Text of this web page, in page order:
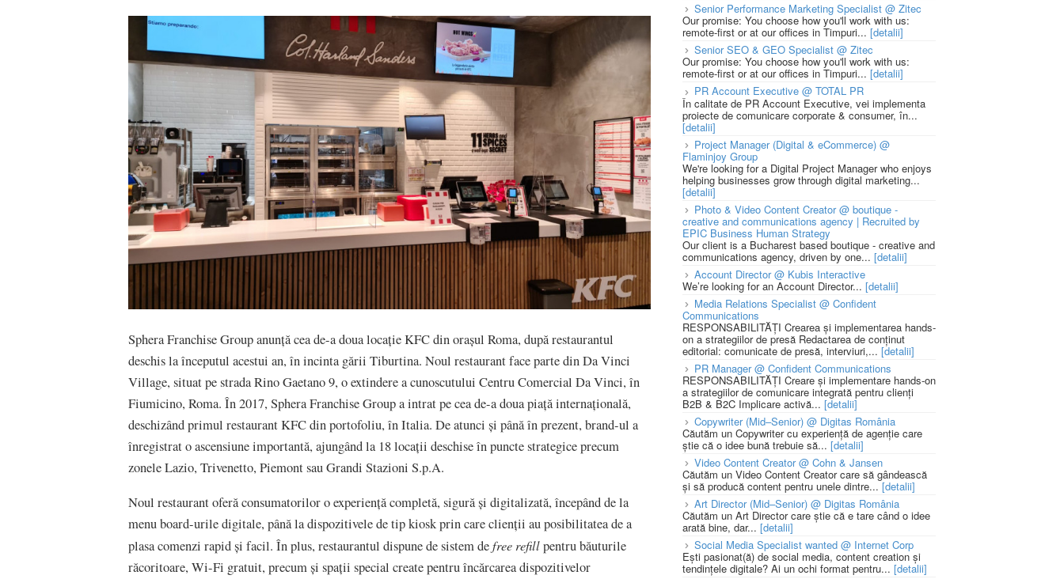
Sphera Franchise Group anunță cea de-a doua locație KFC din orașul Roma, după restaurantul
deschis la începutul acestui an, în incinta gării Tiburtina. Noul restaurant face parte din Da Vinci
Village, situat pe strada Rino Gaetano 9, o extindere a cunoscutului Centru Comercial Da Vinci, în
Fiumicino, Roma. În 2017, Sphera Franchise Group a intrat pe cea de-a doua piață internațională,
deschizând primul restaurant KFC din portofoliu, în Italia. De atunci și până în prezent, brand-ul a
înregistrat o ascensiune importantă, ajungând la 18 locații deschise în puncte strategice precum
zonele Lazio, Trivenetto, Piemont sau Grandi Stazioni S.p.A.
Noul restaurant oferă consumatorilor o experiență completă, sigură și digitalizată, începând de la
menu board-urile digitale, până la dispozitivele de tip kiosk prin care clienții au posibilitatea de a
plasa comenzi rapid și facil. În plus, restaurantul dispune de sistem defree refillpentru băuturile
răcoritoare, Wi-Fi gratuit, precum și spații special create pentru încărcarea dispozitivelor
Senior Performance Marketing Specialist @ Zitec
Our promise: You choose how you'll work with us:
remote-first or at our offices in Timpuri... [detalii]
Senior SEO & GEO Specialist @ Zitec
Our promise: You choose how you'll work with us:
remote-first or at our offices in Timpuri... [detalii]
PR Account Executive @ TOTAL PR
În calitate de PR Account Executive, vei implementa
proiecte de comunicare corporate & consumer, în...
[detalii]
Project Manager (Digital & eCommerce) @
Flaminjoy Group
We're looking for a Digital Project Manager who enjoys
helping businesses grow through digital marketing...
[detalii]
Photo & Video Content Creator @ boutique -
creative and communications agency | Recruited by
EPIC Business Human Strategy
Our client is a Bucharest based boutique - creative and
communications agency, driven by one... [detalii]
Account Director @ Kubis Interactive
We’re looking for an Account Director... [detalii]
Media Relations Specialist @ Confident
Communications
RESPONSABILITĂȚI Crearea și implementarea hands-
on a strategiilor de presă Redactarea de conținut
editorial: comunicate de presă, interviuri,... [detalii]
PR Manager @ Confident Communications
RESPONSABILITĂȚI Creare și implementare hands-on
a strategiilor de comunicare integrată pentru clienți
B2B & B2C Implicare activă... [detalii]
Copywriter (Mid–Senior) @ Digitas România
Căutăm un Copywriter cu experiență de agenție care
știe că o idee bună trebuie să... [detalii]
Video Content Creator @ Cohn & Jansen
Căutăm un Video Content Creator care să gândească
și să producă content pentru unele dintre... [detalii]
Art Director (Mid–Senior) @ Digitas România
Căutăm un Art Director care știe că e tare când o idee
arată bine, dar... [detalii]
Social Media Specialist wanted @ Internet Corp
Ești pasionat(ă) de social media, content creation și
tendințele digitale? Ai un ochi format pentru... [detalii]